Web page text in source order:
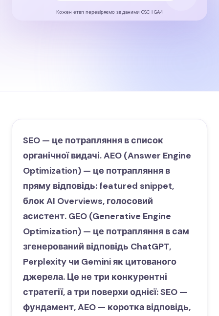
Кожен етап перевіряємо за даними GSC і GA4
SEO — це потрапляння в список
органічної видачі. AEO (Answer Engine
Optimization) — це потрапляння в
пряму відповідь: featured snippet,
блок AI Overviews, голосовий
асистент. GEO (Generative Engine
Optimization) — це потрапляння в сам
згенерований відповідь ChatGPT,
Perplexity чи Gemini як цитованого
джерела. Це не три конкурентні
стратегії, а три поверхи однієї: SEO —
фундамент, AEO — коротка відповідь,